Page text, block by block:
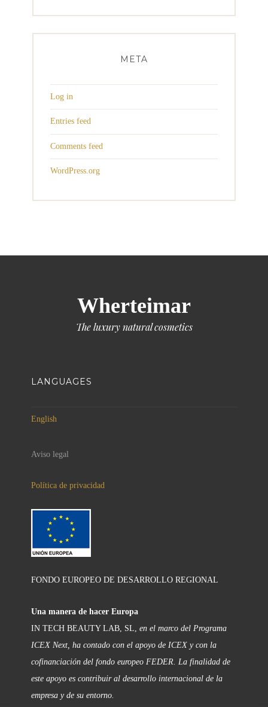
META
Log in
Entries feed
Comments feed
WordPress.org
Wherteimar
The luxury natural cosmetics
LANGUAGES
English
Aviso legal
Política de privacidad
FONDO EUROPEO DE DESARROLLO REGIONAL
Una manera de hacer Europa
IN TECH BEAUTY LAB, SL, en el marco del Programa
ICEX Next, ha contado con el apoyo de ICEX y con la
cofinanciación del fondo europeo FEDER. La finalidad de
este apoyo es contribuir al desarrollo internacional de la
empresa y de su entorno.